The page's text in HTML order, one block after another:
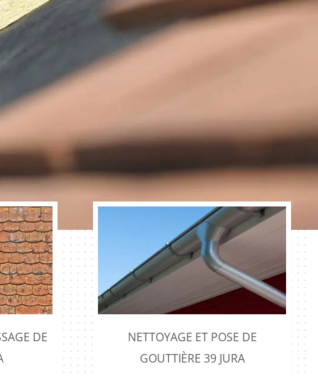
DE
NETTOYAGE ET POSE DE
GOUTTIÈRE 39 JURA